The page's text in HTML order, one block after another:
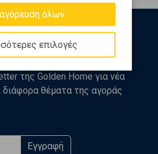
όλων
επιλογές
της Golden Home για νέα
διάφορα θέματα της αγοράς
Εγγραφή